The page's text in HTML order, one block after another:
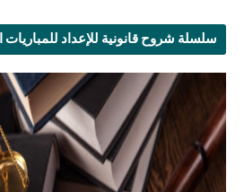
سلسلة شروح قانونية للإعداد للمباريات